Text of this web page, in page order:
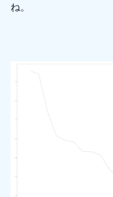
ね。